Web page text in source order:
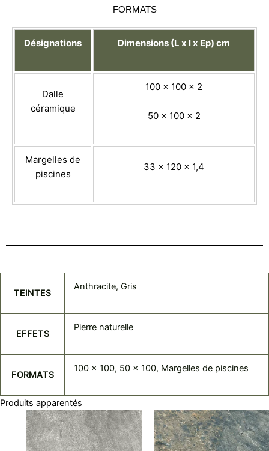
FORMATS
Désignations Dimensions (L x l x Ep) cm
Dalle
céramique
100 x 100 x 2
50 x 100 x 2
Margelles de
piscines
33 x 120 x 1,4
TEINTES
Anthracite, Gris
EFFETS
Pierre naturelle
FORMATS
100 x 100, 50 x 100, Margelles de piscines
Produits apparentés